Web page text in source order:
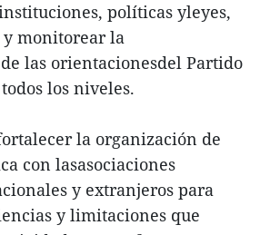
políticas yleyes,
monitorear la
las orientacionesdel Partido
los niveles.
la organización de
con lasasociaciones
y extranjeros para
y limitaciones que